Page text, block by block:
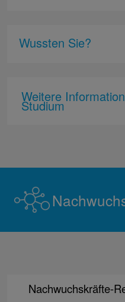
Wussten Sie?
Weitere
Studium
Nachwuchskräfte-